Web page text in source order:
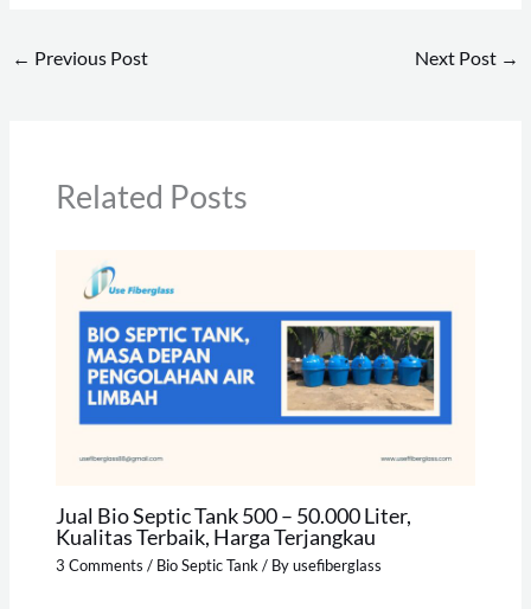
← Previous Post Next Post →
Related Posts
Jual Bio Septic Tank 500 – 50.000 Liter,
Kualitas Terbaik, Harga Terjangkau
3 Comments / Bio Septic Tank/ Byusefiberglass